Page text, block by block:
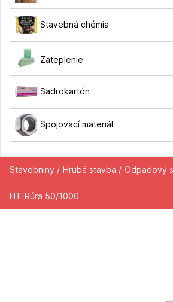
Stavebná chémia
Zateplenie
Sadrokartón
Spojovací materiál
Stavebniny / Hrubá stavba / Odpadový
HT-Rúra 50/1000